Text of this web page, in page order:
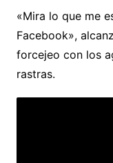
«Mira lo que me
Facebook»,
forcejeo con los
rastras.